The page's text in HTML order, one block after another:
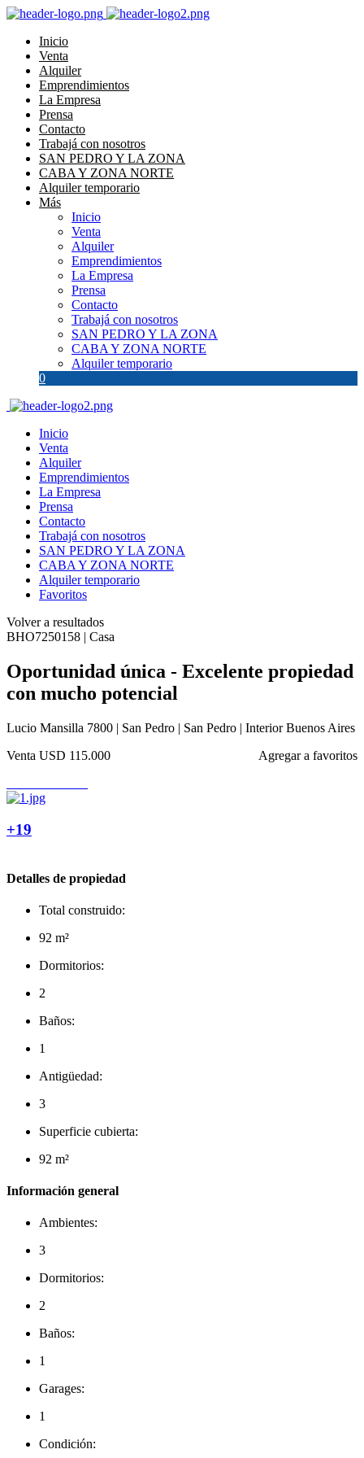
Inicio
Venta
Alquiler
Emprendimientos
La Empresa
Prensa
Contacto
Trabajá con nosotros
SAN PEDRO Y LA ZONA
CABA Y ZONA NORTE
Alquiler temporario
Más
Inicio
Venta
Alquiler
Emprendimientos
La Empresa
Prensa
Contacto
Trabajá con nosotros
SAN PEDRO Y LA ZONA
CABA Y ZONA NORTE
Alquiler temporario
0
Inicio
Venta
Alquiler
Emprendimientos
La Empresa
Prensa
Contacto
Trabajá con nosotros
SAN PEDRO Y LA ZONA
CABA Y ZONA NORTE
Alquiler temporario
Favoritos
Volver a resultados
BHO7250158 | Casa
Oportunidad única - Excelente propiedad
con mucho potencial
Lucio Mansilla 7800 | San Pedro | San Pedro | Interior Buenos Aires
Agregar a favoritos
Venta USD 115.000
+19
Detalles de propiedad
Total construido:
92 m²
Dormitorios:
2
Baños:
1
Antigüedad:
3
Superficie cubierta:
92 m²
Información general
Ambientes:
3
Dormitorios:
2
Baños:
1
Garages:
1
Condición: